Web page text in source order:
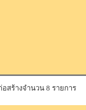
สร้างจำนวน 8 รายการ